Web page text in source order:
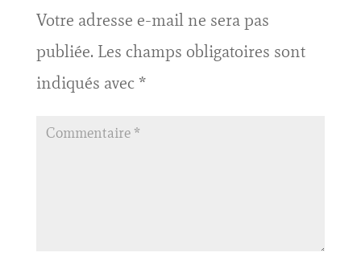
Votre adresse e-mail ne sera pas
publiée. Les champs obligatoires sont
indiqués avec *